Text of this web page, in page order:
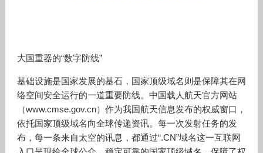
大国重器的“数字防线”
基础设施是国家发展的基石，国家顶级域名则是保障其在网
络空间安全运行的一道重要防线。中国载人航天官方网站
（www.cmse.gov.cn）作为我国航天信息发布的权威窗口，
依托国家顶级域名向全球传递资讯。每一次发射任务的发
布，每一条来自太空的讯息，都通过“.CN”域名这一互联网